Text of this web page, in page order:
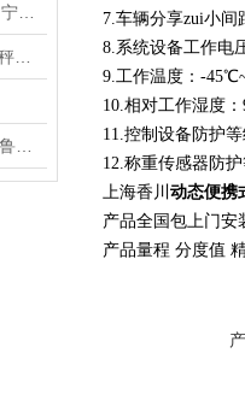
7.车辆分享zui小间
8.系统设备工作电
9.工作温度：-
10.相对工作湿度：
11.控制设备防护
12.称重传感器防
上海香川 动态便携
产品全国包上门安
产品量程 分度值